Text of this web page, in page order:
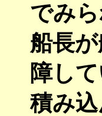
でみら
船長
障し
積み